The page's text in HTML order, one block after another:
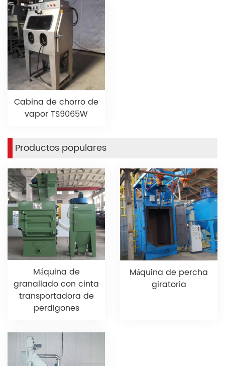
Cabina de chorro de
vapor TS9065W
Productos populares
Máquina de
granallado con cinta
transportadora de
perdigones
Máquina de percha
giratoria